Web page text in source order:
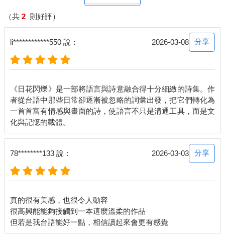
就這樣，我開始在網路上分享台語裡的美麗詞彙，並且將其寫成
詩，希望能讓更多人看見台語優雅的一面。幸運地在Threads上收
到相當大的迴響，也才有機會將這些作品結為詩集，成為你現在
所讀的這本《日花閃爍》。這本書蒐集了100個我在研究過程中很
受其意境吸引的台語詞彙，有一些是從古時候的辭典找出來的，
有一些則是生活中常聽見、但要仔細想過方能體會美麗之處的詞
語。每一個詞，我都寫一首相應的詩，之後按照詩句內容分為11
澀、甘。這是我26年的生活裡，感受到的、或者是感受過的種種
皺摺。
寫詩對我來說是把生活的皺摺攤平的過程。活得太倉促的時候，
沒時間仔細端詳這些痕跡，得要攤開來才會發現，一道道皺痕底
下，滿是倉促的我不慎遺漏的東西。有些是不起眼的日常風景，
有些是尚未整理的故事，有些是細微得抓不到具體形態的情緒。
寫詩，甚至我大部分的寫作，就是把這些東西小心翼翼地取出，
用語言賦予它們長短不一的名份，這樣它們就會成為我認知的一
部分，把世界形塑成我越來越熟稔的模樣。謝謝美麗的台語，給
活，給予我理由貼近自己、貼近家人的舌根與心房。
《日花閃爍》是我第一本原創的作品，非常感謝時報出版社願意
給我機會，甚至安排有聲書的錄音，讓尚無法閱讀台文的人也能
（共 2 則好評）
li************550 說： 2026-03-08 分享
《日花閃爍》是一部將語言與詩意融合得十分細緻的詩集。作
者從台語中那些日常卻逐漸被忽略的詞彙出發，把它們轉化為
一首首富有情感與畫面的詩，使語言不只是溝通工具，而是文
78********133 說： 2026-03-03 分享
真的很有美感，也很令人動容
很高興能能夠接觸到一本這麼溫柔的作品
但若是我台語能好一點，相信讀起來會更有感覺